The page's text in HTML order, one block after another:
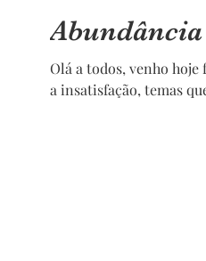
Olá a todos, venho hoje falar-vos da minha perspectiva sobre a abundância e
a insatisfação, temas